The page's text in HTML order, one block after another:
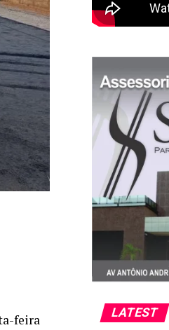
feira
LATEST